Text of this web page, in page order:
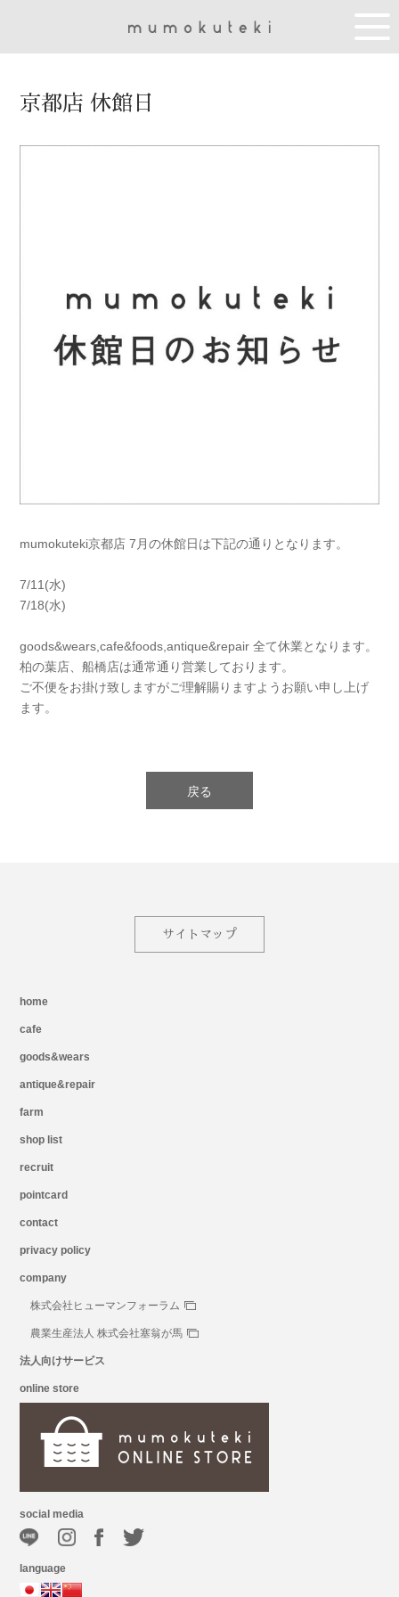
京都店 休館日
mumokuteki京都店 7月の休館日は下記の通りとなります。
7/11(水)
7/18(水)
goods&wears,cafe&foods,antique&repair 全て休業となります。
柏の葉店、船橋店は通常通り営業しております。
ご不便をお掛け致しますがご理解賜りますようお願い申し上げ
ます。
戻る
サイトマップ
home
cafe
goods&wears
antique&repair
farm
shop list
recruit
pointcard
contact
privacy policy
company
株式会社ヒューマンフォーラム
農業生産法人 株式会社塞翁が馬
法人向けサービス
online store
social media
language